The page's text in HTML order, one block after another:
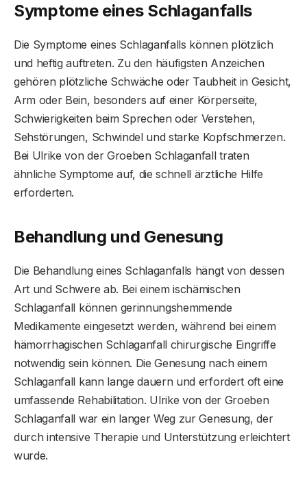
Symptome eines Schlaganfalls
Die Symptome eines Schlaganfalls können plötzlich
und heftig auftreten. Zu den häufigsten Anzeichen
gehören plötzliche Schwäche oder Taubheit in Gesicht,
Arm oder Bein, besonders auf einer Körperseite,
Schwierigkeiten beim Sprechen oder Verstehen,
Sehstörungen, Schwindel und starke Kopfschmerzen.
Bei Ulrike von der Groeben Schlaganfall traten
ähnliche Symptome auf, die schnell ärztliche Hilfe
erforderten.
Behandlung und Genesung
Die Behandlung eines Schlaganfalls hängt von dessen
Art und Schwere ab. Bei einem ischämischen
Schlaganfall können gerinnungshemmende
Medikamente eingesetzt werden, während bei einem
hämorrhagischen Schlaganfall chirurgische Eingriffe
notwendig sein können. Die Genesung nach einem
Schlaganfall kann lange dauern und erfordert oft eine
umfassende Rehabilitation. Ulrike von der Groeben
Schlaganfall war ein langer Weg zur Genesung, der
durch intensive Therapie und Unterstützung erleichtert
wurde.